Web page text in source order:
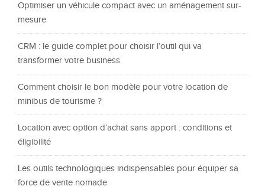
Optimiser un véhicule compact avec un aménagement sur-
mesure
CRM : le guide complet pour choisir l’outil qui va
transformer votre business
Comment choisir le bon modèle pour votre location de
minibus de tourisme ?
Location avec option d’achat sans apport : conditions et
éligibilité
Les outils technologiques indispensables pour équiper sa
force de vente nomade